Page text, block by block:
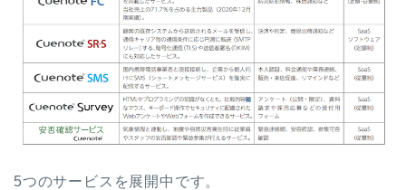
5つのサービスを展開中です。